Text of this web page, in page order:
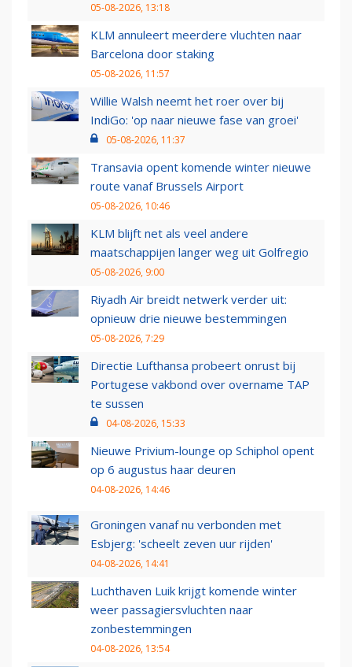
05-08-2026, 13:18
KLM annuleert meerdere vluchten naar
Barcelona door staking
05-08-2026, 11:57
Willie Walsh neemt het roer over bij
IndiGo: 'op naar nieuwe fase van groei'
05-08-2026, 11:37
Transavia opent komende winter nieuwe
route vanaf Brussels Airport
05-08-2026, 10:46
KLM blijft net als veel andere
maatschappijen langer weg uit Golfregio
05-08-2026, 9:00
Riyadh Air breidt netwerk verder uit:
opnieuw drie nieuwe bestemmingen
05-08-2026, 7:29
Directie Lufthansa probeert onrust bij
Portugese vakbond over overname TAP
te sussen
04-08-2026, 15:33
Nieuwe Privium-lounge op Schiphol opent
op 6 augustus haar deuren
04-08-2026, 14:46
Groningen vanaf nu verbonden met
Esbjerg: 'scheelt zeven uur rijden'
04-08-2026, 14:41
Luchthaven Luik krijgt komende winter
weer passagiersvluchten naar
zonbestemmingen
04-08-2026, 13:54